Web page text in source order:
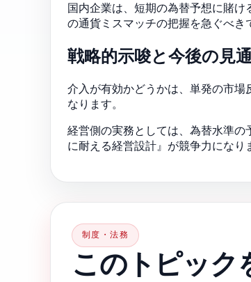
国内企業は、短期の為替予想に賭
の通貨ミスマッチの把握を急ぐべき
戦略的示唆と今後の見
介入が有効かどうかは、単発の市
なります。
経営側の実務としては、為替水準
に耐える経営設計』が競争力になり
制度・法務
このトピック